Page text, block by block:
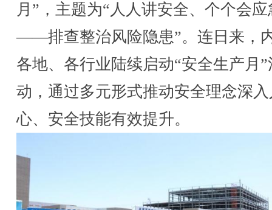
月”，主题为“人人讲安全、个个会应
——排查整治风险隐患”。连日来，
各地、各行业陆续启动“安全生产月”
动，通过多元形式推动安全理念深
心、安全技能有效提升。